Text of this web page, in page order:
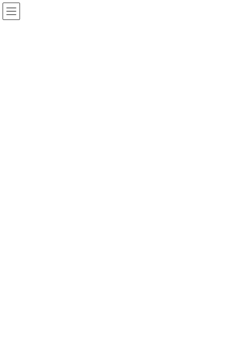
コ
ン
ナ
ビ